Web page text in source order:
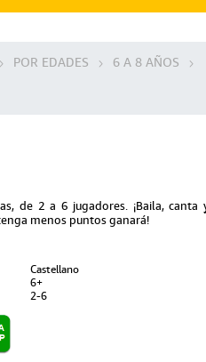
POR EDADES
6 A 8 AÑOS
de 2 a 6 jugadores. ¡Baila, canta
menos puntos ganará!
Castellano
6+
2-6